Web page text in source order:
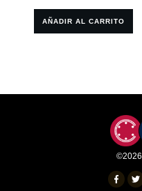
AÑADIR AL CARRITO
©2026